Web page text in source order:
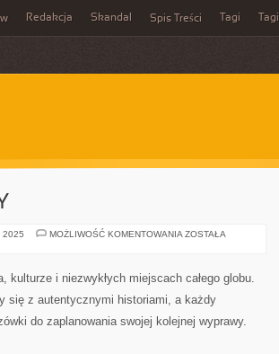
Redakcja Skandal Spis Treści Tagi Tagi
2025 MOŻLIWOŚĆ KOMENTOWANIA JORDANIA
ZOSTAŁA
kulturze i niezwykłych miejscach całego globu.
się z autentycznymi historiami, a każdy
do zaplanowania swojej kolejnej wyprawy.